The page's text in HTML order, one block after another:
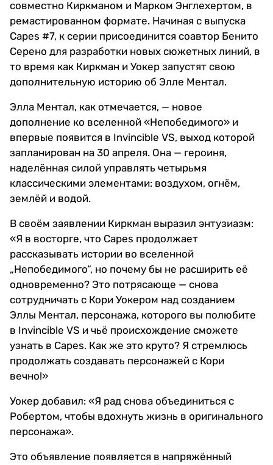
совместно Киркманом и Марком Энглехертом, в
ремастированном формате. Начиная с выпуска
Capes #7, к серии присоединится соавтор Бенито
Серено для разработки новых сюжетных линий, в
то время как Киркман и Уокер запустят свою
дополнительную историю об Элле Ментал.
Элла Ментал, как отмечается, — новое
дополнение ко вселенной «Непобедимого» и
впервые появится в Invincible VS, выход которой
запланирован на 30 апреля. Она — героиня,
наделённая силой управлять четырьмя
классическими элементами: воздухом, огнём,
землёй и водой.
В своём заявлении Киркман выразил энтузиазм:
«Я в восторге, что Capes продолжает
рассказывать истории во вселенной
„Непобедимого“, но почему бы не расширить её
одновременно? Это потрясающе — снова
сотрудничать с Кори Уокером над созданием
Эллы Ментал, персонажа, которого вы полюбите
в Invincible VS и чьё происхождение сможете
узнать в Capes. Как же это круто? Я стремлюсь
продолжать создавать персонажей с Кори
вечно!»
Уокер добавил: «Я рад снова объединиться с
Робертом, чтобы вдохнуть жизнь в оригинального
персонажа».
Это объявление появляется в напряжённый